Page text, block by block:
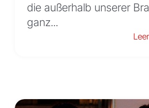
die außerhalb unserer
ganz...